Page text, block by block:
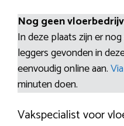
Nog geen
In deze plaats zijn er
leggers gevonden in
eenvoudig online aan.
minuten doen.
Vakspecialist voor